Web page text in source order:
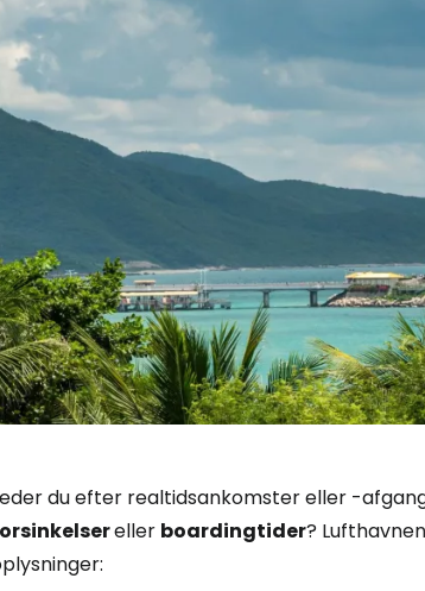
du efter realtidsankomster eller -
eller boardingtider?
Log ind